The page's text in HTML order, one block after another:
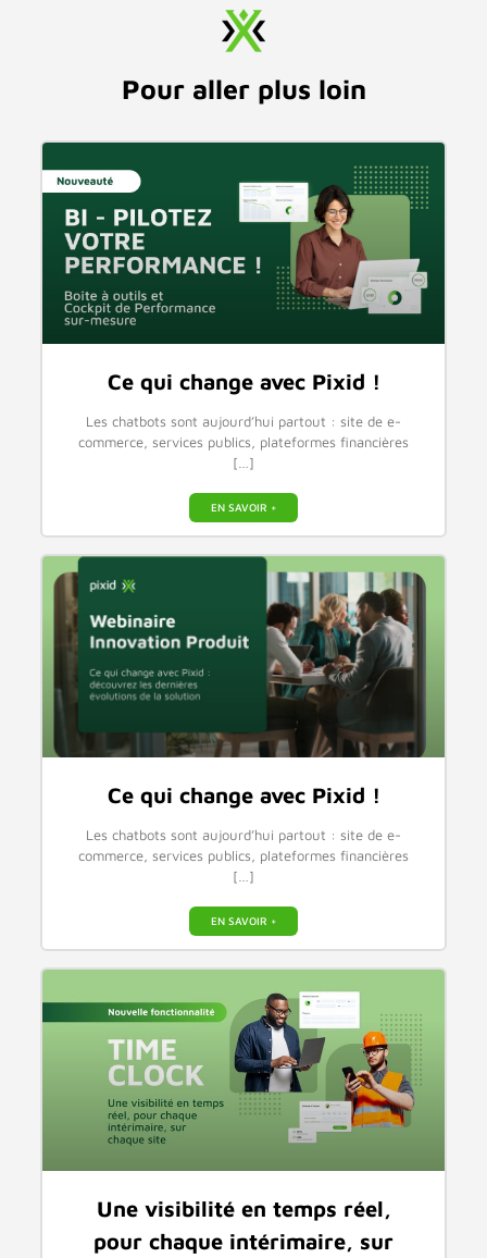
Pour aller plus loin
Ce qui change avec Pixid !
Les chatbots sont aujourd’hui partout : site de e-
commerce, services publics, plateformes financières
[…]
EN SAVOIR +
Ce qui change avec Pixid !
Les chatbots sont aujourd’hui partout : site de e-
commerce, services publics, plateformes financières
[…]
EN SAVOIR +
Une visibilité en temps réel,
pour chaque intérimaire, sur